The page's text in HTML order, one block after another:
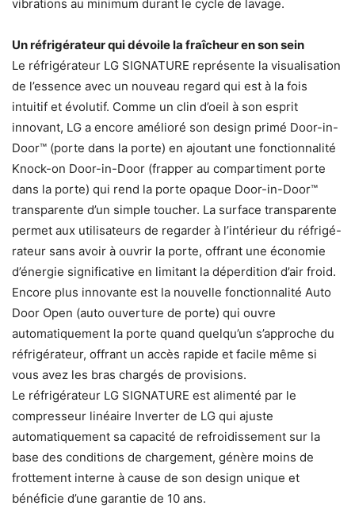
vibrations au minimum durant le cycle de lavage.
Un réfrigérateur qui dévoile la fraîcheur en son sein
Le réfrigérateur LG SIGNATURE représente la visualisation
de l’essence avec un nouveau regard qui est à la fois
intuitif et évolutif. Comme un clin d’oeil à son esprit
innovant, LG a encore amélioré son design primé Door-in-
Door™ (porte dans la porte) en ajoutant une fonctionnalité
Knock-on Door-in-Door (frapper au compartiment porte
dans la porte) qui rend la porte opaque Door-in-Door™
transparente d’un simple toucher. La surface transparente
permet aux utilisateurs de regarder à l’intérieur du réfrigé-
rateur sans avoir à ouvrir la porte, offrant une économie
d’énergie significative en limitant la déperdition d’air froid.
Encore plus innovante est la nouvelle fonctionnalité Auto
Door Open (auto ouverture de porte) qui ouvre
automatiquement la porte quand quelqu’un s’approche du
réfrigérateur, offrant un accès rapide et facile même si
vous avez les bras chargés de provisions.
Le réfrigérateur LG SIGNATURE est alimenté par le
compresseur linéaire Inverter de LG qui ajuste
automatiquement sa capacité de refroidissement sur la
base des conditions de chargement, génère moins de
frottement interne à cause de son design unique et
bénéficie d’une garantie de 10 ans.